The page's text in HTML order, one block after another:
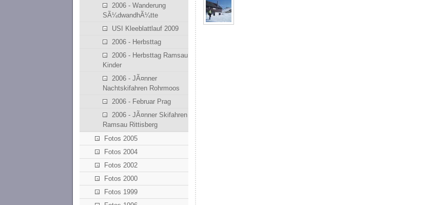
2006 - Wanderung
SÃ¼dwandhÃ¼tte
USI Kleeblattlauf 2009
2006 - Herbsttag
2006 - Herbsttag Ramsau mit
Kinder
2006 - JÃ¤nner
Nachtskifahren Rohrmoos
2006 - Februar Prag
2006 - JÃ¤nner Skifahren
Ramsau Rittisberg
Fotos 2005
Fotos 2004
Fotos 2002
Fotos 2000
Fotos 1999